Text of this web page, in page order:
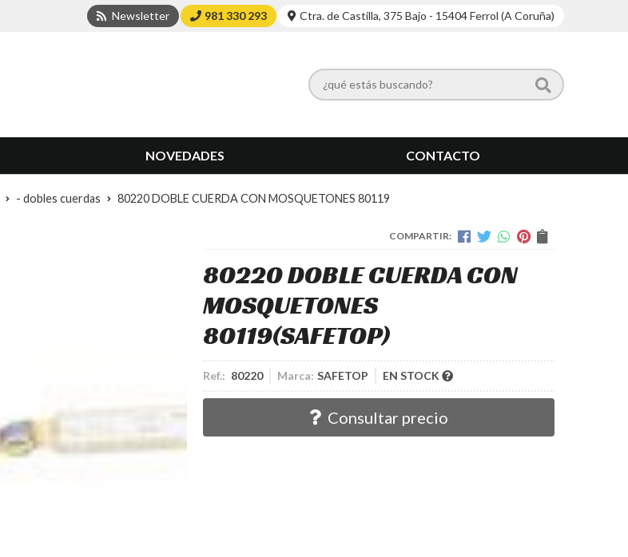
Newsletter 981 330 293 Ctra. de Castilla, 375 Bajo - 15404 Ferrol (A Coruña)
NOVEDADES CONTACTO
- dobles cuerdas 80220 DOBLE CUERDA CON MOSQUETONES 80119
COMPARTIR:
80220 DOBLE CUERDA CON
MOSQUETONES
80119(SAFETOP)
Ref.: 80220 Marca: SAFETOP EN STOCK
Consultar precio